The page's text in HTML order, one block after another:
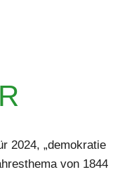
2024, „demokratie
von 1844